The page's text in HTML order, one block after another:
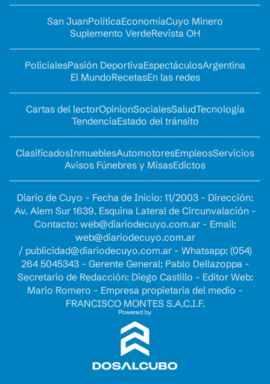
San JuanPolíticaEconomíaCuyo Minero
Suplemento VerdeRevista OH
PolicialesPasión DeportivaEspectáculosArgentina
El MundoRecetasEn las redes
Cartas del lectorOpinionSocialesSaludTecnología
TendenciaEstado del tránsito
ClasificadosInmueblesAutomotoresEmpleosServicios
Avisos Fúnebres y MisasEdictos
Diario de Cuyo - Fecha de Inicio: 11/2003 - Dirección:
Av. Alem Sur 1639. Esquina Lateral de Circunvalación -
Contacto: web@diariodecuyo.com.ar- Email:
web@diariodecuyo.com.ar
/ publicidad@diariodecuyo.com.ar- Whatsapp: (054)
264 5045343 - Gerente General: Pablo Dellazoppa -
Secretario de Redacción: Diego Castillo - Editor Web:
Mario Romero - Empresa propietaria del medio -
FRANCISCO MONTES S.A.C.I.F.